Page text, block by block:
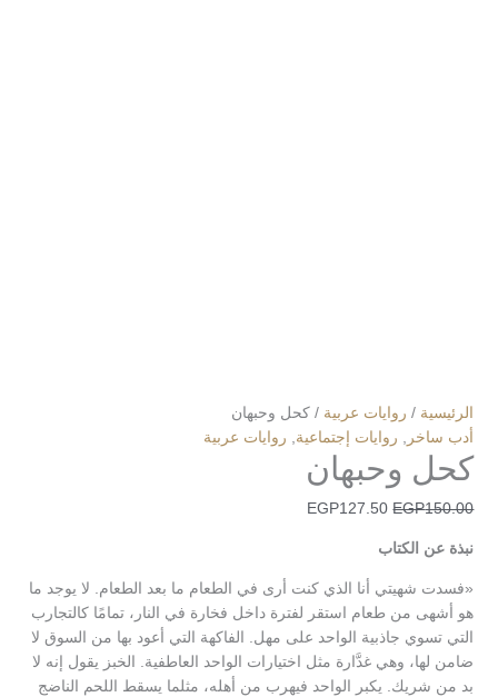
الرئيسية / روايات عربية / كحل وحبهان
أدب ساخر , روايات إجتماعية, روايات عربية
كحل وحبهان
EGP150.00
EGP127.50
نبذة عن الكتاب
«فسدت شهيتي أنا الذي كنت أرى في الطعام ما بعد الطعام. لا يوجد ما
هو أشهى من طعام استقر لفترة داخل فخارة في النار، تمامًا كالتجارب
التي تسوي جاذبية الواحد على مهل. الفاكهة التي أعود بها من السوق لا
ضامن لها، وهي غدَّارة مثل اختيارات الواحد العاطفية. الخبز يقول إنه لا
بد من شريك. يكبر الواحد فيهرب من أهله، مثلما يسقط اللحم الناضج